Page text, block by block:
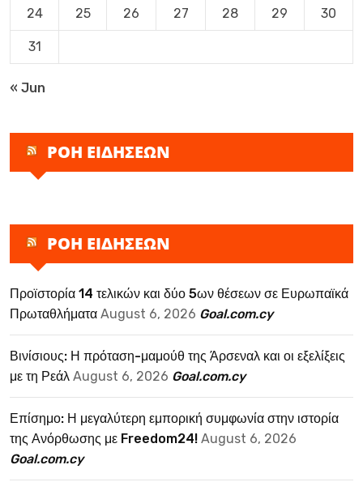
24 25 26 27 28 29 30
31
« Jun
ΡΟΗ ΕΙΔΗΣΕΩΝ
ΡΟΗ ΕΙΔΗΣΕΩΝ
Προϊστορία 14 τελικών και δύο 5ων θέσεων σε Ευρωπαϊκά
Πρωταθλήματα August 6, 2026 Goal.com.cy
Βινίσιους: Η πρόταση-μαμούθ της Άρσεναλ και οι εξελίξεις
με τη Ρεάλ August 6, 2026 Goal.com.cy
Επίσημο: Η μεγαλύτερη εμπορική συμφωνία στην ιστορία
της Ανόρθωσης με Freedom24! August 6, 2026
Goal.com.cy